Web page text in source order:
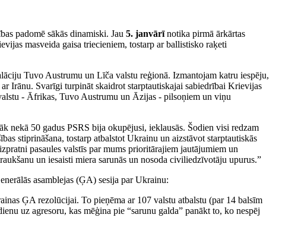
padomē sākās dinamiski. Jau 5. janvārīnotika pirmā ārkārtas
masveida gaisa triecieniem, tostarp ar ballistisko raķeti
Tuvo Austrumu un Līča valstu reģionā. Izmantojam katru iespēju,
Irānu. Svarīgi turpināt skaidrot starptautiskajai sabiedrībai Krievijas
- Āfrikas, Tuvo Austrumu un Āzijas - pilsoņiem un viņu
nekā 50 gadus PSRS bija okupējusi, ieklausās. Šodien visi redzam
stiprināšana, tostarp atbalstot Ukrainu un aizstāvot starptautiskās
pasaules valstīs par mums prioritārajiem jautājumiem un
un iesaisti miera sarunās un nosoda civiliedzīvotāju upurus.”
asamblejas (ĢA) sesija par Ukrainu:
ĢA rezolūcijai. To pieņēma ar 107 valstu atbalstu (par 14 balsīm
uz agresoru, kas mēģina pie “sarunu galda” panākt to, ko nespēj